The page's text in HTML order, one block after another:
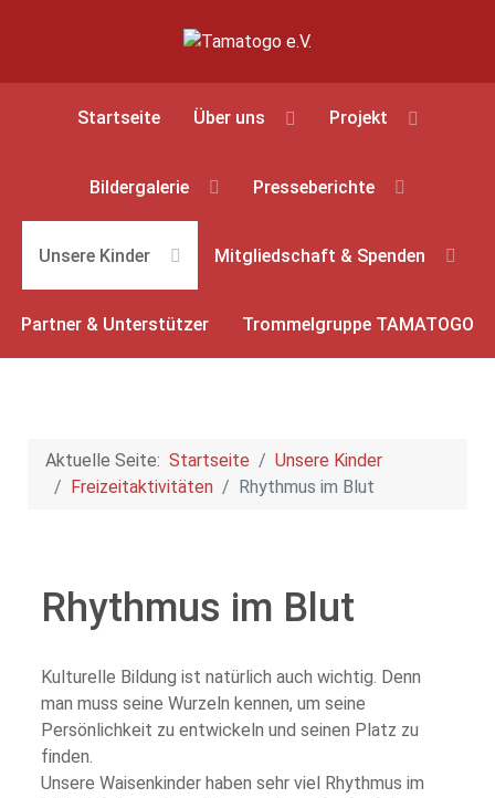
Startseite Über uns Projekt
Bildergalerie Presseberichte
Unsere Kinder Mitgliedschaft & Spenden
Partner & Unterstützer Trommelgruppe TAMATOGO
Aktuelle Seite: Startseite
Unsere Kinder
Freizeitaktivitäten
Rhythmus im Blut
Rhythmus im Blut
Kulturelle Bildung ist natürlich auch wichtig. Denn
man muss seine Wurzeln kennen, um seine
Persönlichkeit zu entwickeln und seinen Platz zu
finden.
Unsere Waisenkinder haben sehr viel Rhythmus im